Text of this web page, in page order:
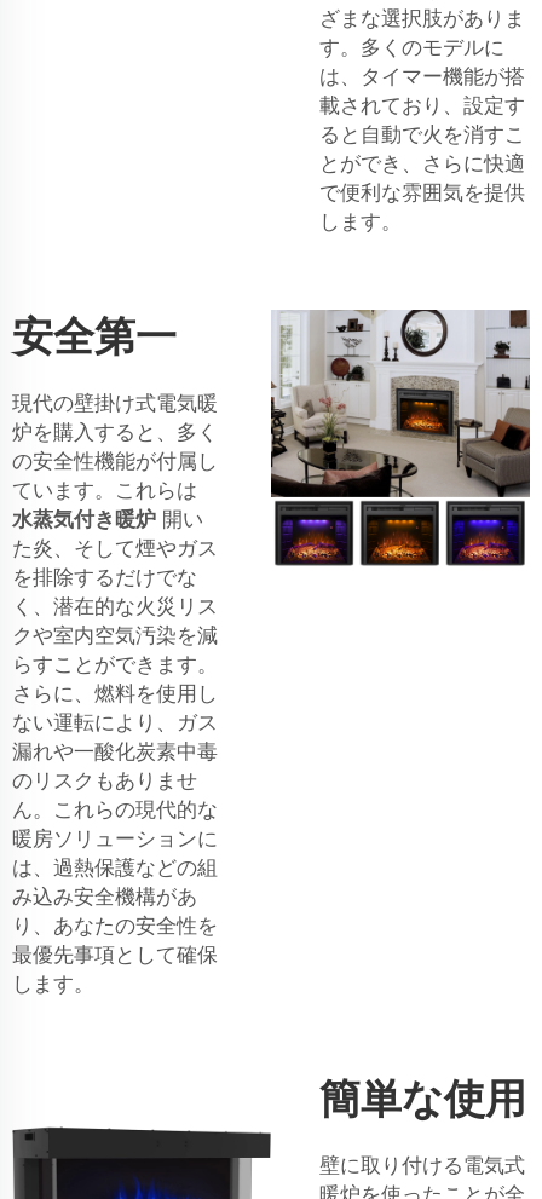
ざまな選択肢がありま
す。多くのモデルに
は、タイマー機能が搭
載されており、設定す
ると自動で火を消すこ
とができ、さらに快適
で便利な雰囲気を提供
します。
安全第一
現代の壁掛け式電気暖
炉を購入すると、多く
の安全性機能が付属し
ています。これらは
水蒸気付き暖炉 開い
た炎、そして煙やガス
を排除するだけでな
く、潜在的な火災リス
クや室内空気汚染を減
らすことができます。
さらに、燃料を使用し
ない運転により、ガス
漏れや一酸化炭素中毒
のリスクもありませ
ん。これらの現代的な
暖房ソリューションに
は、過熱保護などの組
み込み安全機構があ
り、あなたの安全性を
最優先事項として確保
します。
簡単な使用
壁に取り付ける電気式